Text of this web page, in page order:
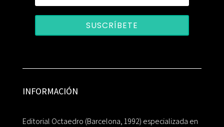
SUSCRÍBETE
INFORMACIÓN
Editorial Octaedro (Barcelona, 1992) especializada en